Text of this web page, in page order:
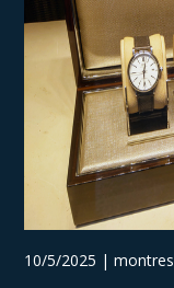
10/5/2025 | montres